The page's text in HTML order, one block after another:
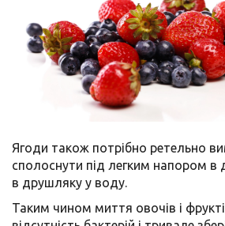
Ягоди також потрібно ретельно
сполоснути під легким напором в
в друшляку у воду.
Таким чином миття овочів і